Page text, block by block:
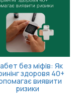
без міфів: Як
здоровя 40+
виявити
ризики